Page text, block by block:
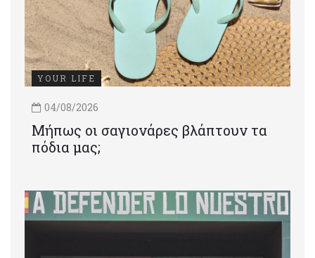
YOUR LIFE
04/08/2026
Μήπως οι σαγιονάρες βλάπτουν τα
πόδια μας;